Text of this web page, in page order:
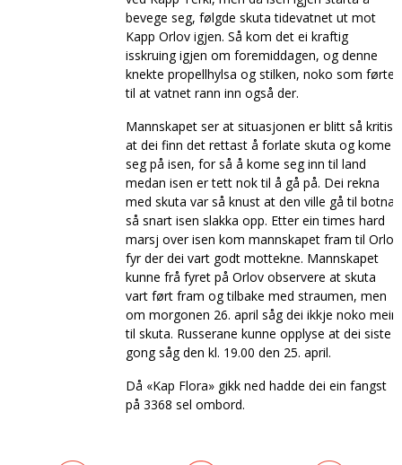
bevege seg, følgde skuta tidevatnet ut mot
Kapp Orlov igjen. Så kom det ei kraftig
isskruing igjen om foremiddagen, og denne
knekte propellhylsa og stilken, noko som førte
til at vatnet rann inn også der.
Mannskapet ser at situasjonen er blitt så kritisk
at dei finn det rettast å forlate skuta og kome
seg på isen, for så å kome seg inn til land
medan isen er tett nok til å gå på. Dei rekna
med skuta var så knust at den ville gå til botnar
så snart isen slakka opp. Etter ein times hard
marsj over isen kom mannskapet fram til Orlov
fyr der dei vart godt mottekne. Mannskapet
kunne frå fyret på Orlov observere at skuta
vart ført fram og tilbake med straumen, men
om morgonen 26. april såg dei ikkje noko meir
til skuta. Russerane kunne opplyse at dei siste
gong såg den kl. 19.00 den 25. april.
Då «Kap Flora» gikk ned hadde dei ein fangst
på 3368 sel ombord.